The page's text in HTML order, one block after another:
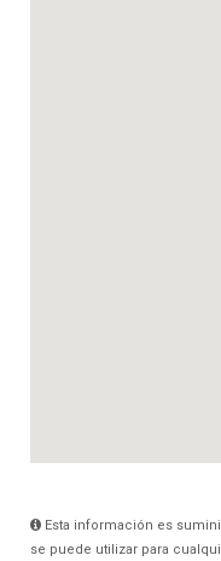
Esta información es
se puede utilizar para